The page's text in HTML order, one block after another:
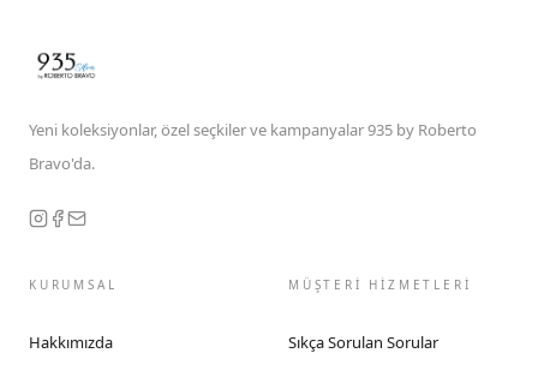
Yeni koleksiyonlar, özel seçkiler ve kampanyalar 935 by Roberto
Bravo'da.
KURUMSAL
Hakkımızda
MÜŞTERİ HİZMETLERİ
Sıkça Sorulan Sorular